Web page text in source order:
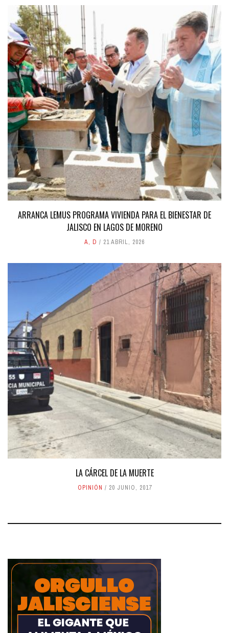
ARRANCA LEMUS PROGRAMA VIVIENDA PARA EL BIENESTAR DE
JALISCO EN LAGOS DE MORENO
A, D 21 ABRIL, 2026
LA CÁRCEL DE LA MUERTE
OPINIÓN 20 JUNIO, 2017